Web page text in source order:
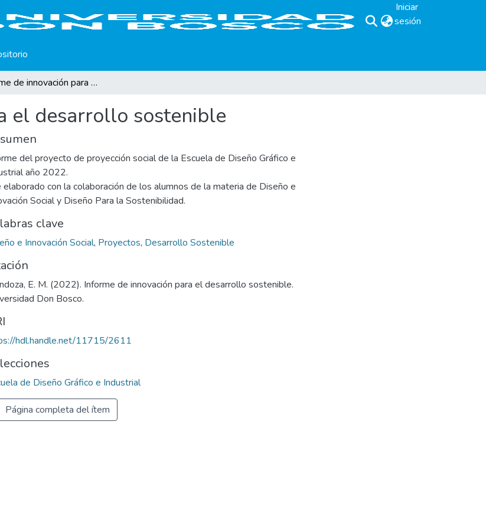
Iniciar
sesión
Informe de innovación para el desarrollo sostenible
el desarrollo sostenible
del proyecto de proyección social de la Escuela de Diseño Gráfico e
año 2022.
elaborado con la colaboración de los alumnos de la materia de Diseño e
Social y Diseño Para la Sostenibilidad.
clave
e Innovación Social, Proyectos, Desarrollo Sostenible
E. M. (2022). Informe de innovación para el desarrollo sostenible.
Don Bosco.
hdl.handle.net/11715/2611
de Diseño Gráfico e Industrial
Página completa del ítem